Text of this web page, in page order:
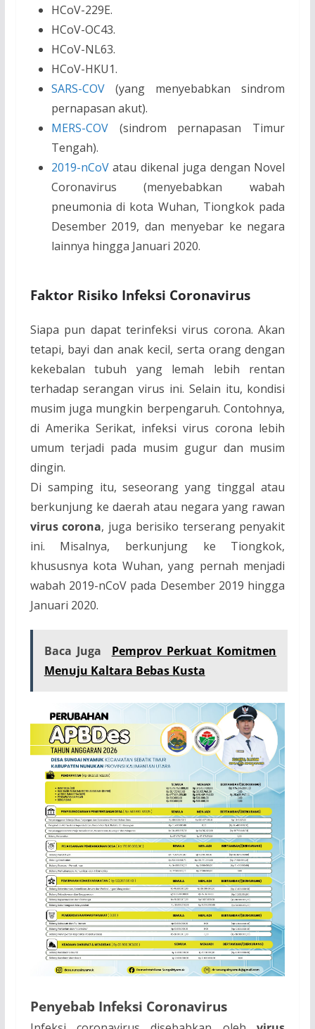
HCoV-229E.
HCoV-OC43.
HCoV-NL63.
HCoV-HKU1.
SARS-COV(yang menyebabkan sindrom
pernapasan akut).
MERS-COV(sindrom pernapasan Timur
Tengah).
2019-nCoVatau dikenal juga dengan Novel
Coronavirus (menyebabkan wabah
pneumonia di kota Wuhan, Tiongkok pada
Desember 2019, dan menyebar ke negara
lainnya hingga Januari 2020.
Faktor Risiko Infeksi Coronavirus
Siapa pun dapat terinfeksi virus corona. Akan
tetapi, bayi dan anak kecil, serta orang dengan
kekebalan tubuh yang lemah lebih rentan
terhadap serangan virus ini. Selain itu, kondisi
musim juga mungkin berpengaruh. Contohnya,
di Amerika Serikat, infeksi virus corona lebih
umum terjadi pada musim gugur dan musim
dingin.
Di samping itu, seseorang yang tinggal atau
berkunjung ke daerah atau negara yang rawan
virus corona, juga berisiko terserang penyakit
ini. Misalnya, berkunjung ke Tiongkok,
khususnya kota Wuhan, yang pernah menjadi
wabah 2019-nCoV pada Desember 2019 hingga
Januari 2020.
Baca Juga
Pemprov Perkuat Komitmen
Menuju Kaltara Bebas Kusta
Penyebab Infeksi Coronavirus